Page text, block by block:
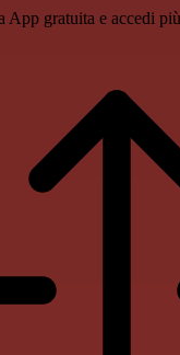
App gratuita e accedi